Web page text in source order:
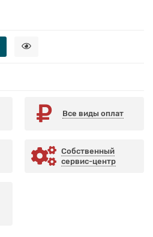
Все виды оплат
Собственный
сервис-центр